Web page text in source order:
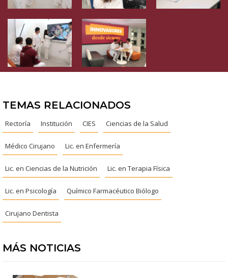
TEMAS RELACIONADOS
Rectoría Institución CIES Ciencias de la Salud
Médico Cirujano Lic. en Enfermería
Lic. en Ciencias de la Nutrición Lic. en Terapia Física
Lic. en Psicología Químico Farmacéutico Biólogo
Cirujano Dentista
MÁS NOTICIAS